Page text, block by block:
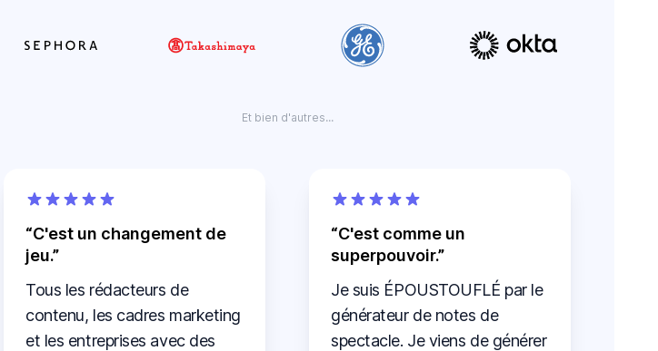
Et bien d'autres...
C'est un changement de
jeu.
Tous les rédacteurs de
contenu, les cadres marketing
et les entreprises avec des
C'est comme un
superpouvoir.
Je suis ÉPOUSTOUFLÉ par le
générateur de notes de
spectacle. Je viens de générer